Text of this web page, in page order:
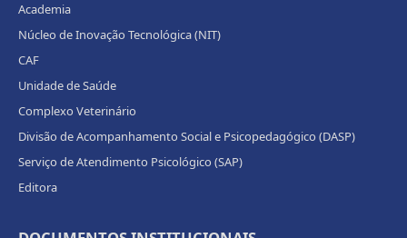
Academia
Núcleo de Inovação Tecnológica (NIT)
CAF
Unidade de Saúde
Complexo Veterinário
Divisão de Acompanhamento Social e Psicopedagógico (DASP)
Serviço de Atendimento Psicológico (SAP)
Editora